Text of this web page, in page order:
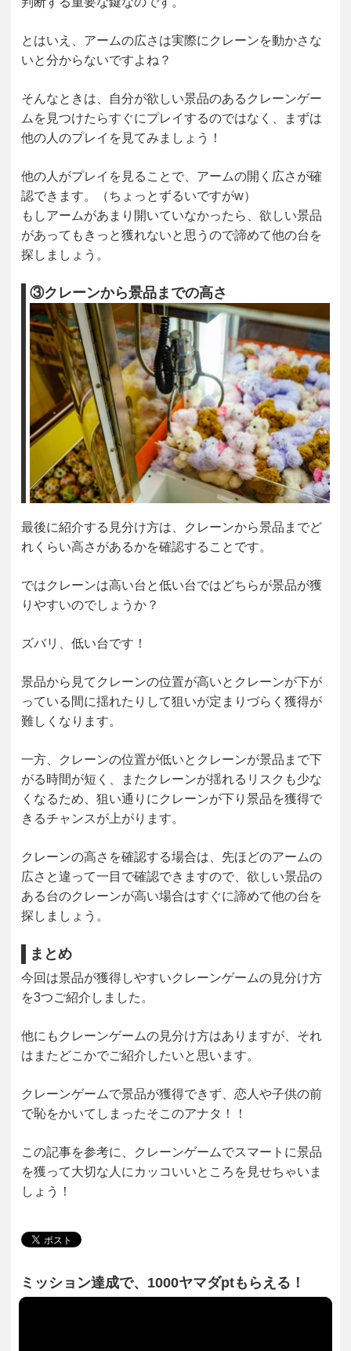
とはいえ、アームの広さは実際にクレーンを動かさな
いと分からないですよね？
そんなときは、自分が欲しい景品のあるクレーンゲー
ムを見つけたらすぐにプレイするのではなく、まずは
他の人のプレイを見てみましょう！
他の人がプレイを見ることで、アームの開く広さが確
認できます。（ちょっとずるいですがw）
もしアームがあまり開いていなかったら、欲しい景品
があってもきっと獲れないと思うので諦めて他の台を
探しましょう。
③クレーンから景品までの高さ
最後に紹介する見分け方は、クレーンから景品までど
れくらい高さがあるかを確認することです。
ではクレーンは高い台と低い台ではどちらが景品が獲
りやすいのでしょうか？
ズバリ、低い台です！
景品から見てクレーンの位置が高いとクレーンが下が
っている間に揺れたりして狙いが定まりづらく獲得が
難しくなります。
一方、クレーンの位置が低いとクレーンが景品まで下
がる時間が短く、またクレーンが揺れるリスクも少な
くなるため、狙い通りにクレーンが下り景品を獲得で
きるチャンスが上がります。
クレーンの高さを確認する場合は、先ほどのアームの
広さと違って一目で確認できますので、欲しい景品の
ある台のクレーンが高い場合はすぐに諦めて他の台を
探しましょう。
まとめ
今回は景品が獲得しやすいクレーンゲームの見分け方
を3つご紹介しました。
他にもクレーンゲームの見分け方はありますが、それ
はまたどこかでご紹介したいと思います。
クレーンゲームで景品が獲得できず、恋人や子供の前
で恥をかいてしまったそこのアナタ！！
この記事を参考に、クレーンゲームでスマートに景品
を獲って大切な人にカッコいいところを見せちゃいま
しょう！
ミッション達成で、1000ヤマダptもらえる！